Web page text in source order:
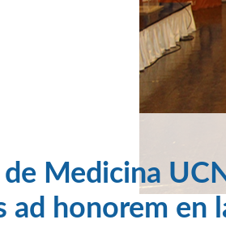
de Medicina
ad honorem en